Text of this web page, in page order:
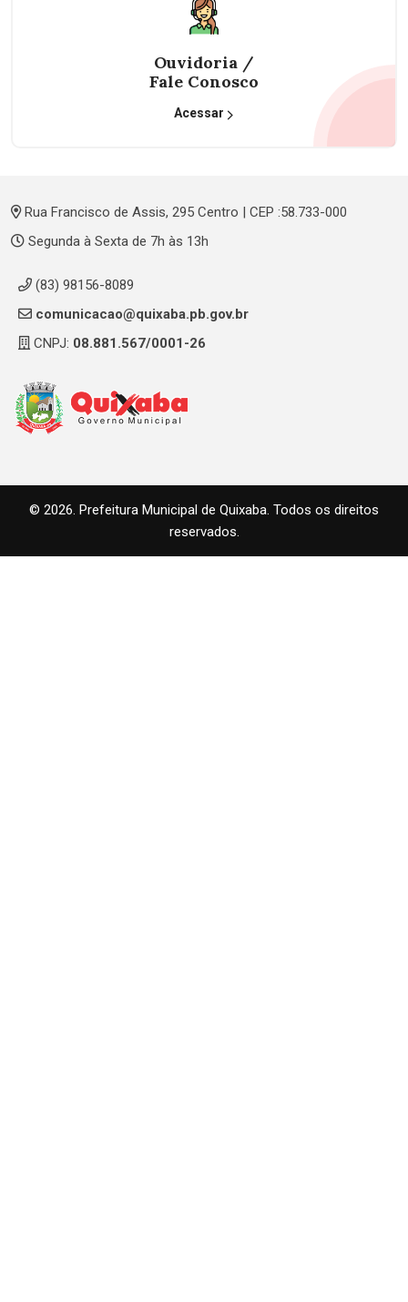
Ouvidoria /
Fale Conosco
Acessar
Rua Francisco de Assis, 295 Centro | CEP :58.733-000
Segunda à Sexta de 7h às 13h
(83) 98156-8089
comunicacao@quixaba.pb.gov.br
CNPJ: 08.881.567/0001-26
© 2026. Prefeitura Municipal de Quixaba. Todos os direitos
reservados.